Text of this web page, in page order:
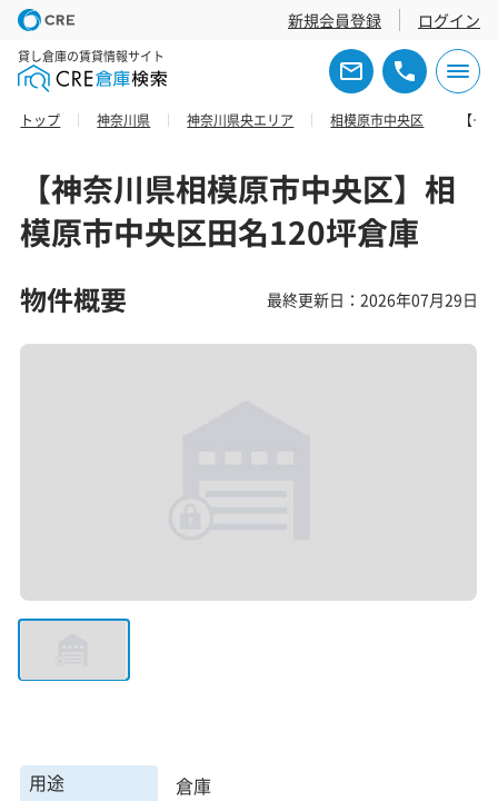
新規会員登録 ログイン
貸し倉庫の賃貸情報サイト
トップ 神奈川県 神奈川県央エリア 相模原市中央区 【神奈川県相模原市中央区】相模原市中央区田名120坪倉庫
【神奈川県相模原市中央区】相
模原市中央区田名120坪倉庫
物件概要 最終更新日：2026年07月29日
用途
倉庫